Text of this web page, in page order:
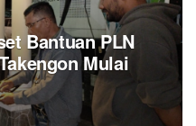
Bantuan PLN
Mulai